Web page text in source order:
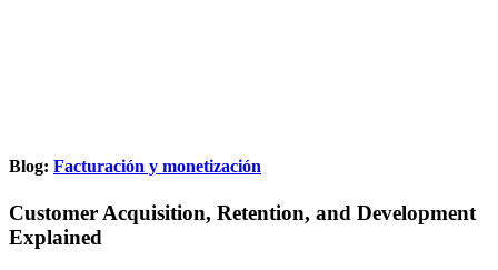
Blog: Facturación y monetización
Customer Acquisition, Retention, and Development
Explained